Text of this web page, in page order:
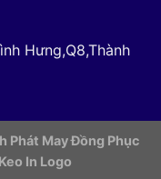
Hưng,Q8,Thành
Phát May Đồng Phục
In Logo